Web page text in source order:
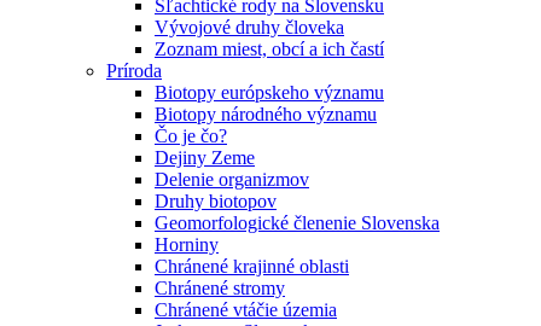
Šľachtické rody na Slovensku
Vývojové druhy človeka
Zoznam miest, obcí a ich častí
Príroda
Biotopy európskeho významu
Biotopy národného významu
Čo je čo?
Dejiny Zeme
Delenie organizmov
Druhy biotopov
Geomorfologické členenie Slovenska
Horniny
Chránené krajinné oblasti
Chránené stromy
Chránené vtáčie územia